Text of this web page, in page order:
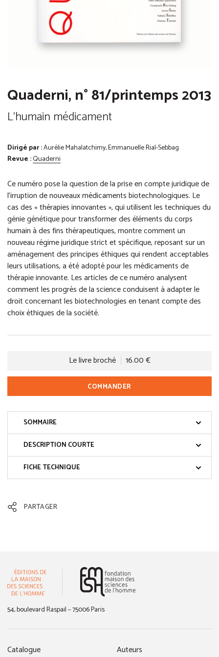
Quaderni, n° 81/printemps 2013
L'humain médicament
Dirigé par :Aurélie Mahalatchimy, Emmanuelle Rial-Sebbag
Revue :Quaderni
Ce numéro pose la question de la prise en compte juridique de
l’irruption de nouveaux médicaments biotechnologiques. Le
cas des « thérapies innovantes », qui utilisent les techniques du
génie génétique pour transformer des éléments du corps
humain à des fins thérapeutiques, montre comment un
nouveau régime juridique strict et spécifique, reposant sur un
aménagement des principes éthiques qui rendent acceptables
leurs utilisations, a été adopté pour les médicaments de
thérapie innovante. Les articles de ce numéro analysent
comment les progrès de la science conduisent à adapter le
droit concernant les biotechnologies en tenant compte des
choix éthiques de la société.
Le livre broché 16.00 €
COMMANDER
SOMMAIRE
DESCRIPTION COURTE
FICHE TECHNIQUE
PARTAGER
54, boulevard Raspail – 75006 Paris
Catalogue Auteurs